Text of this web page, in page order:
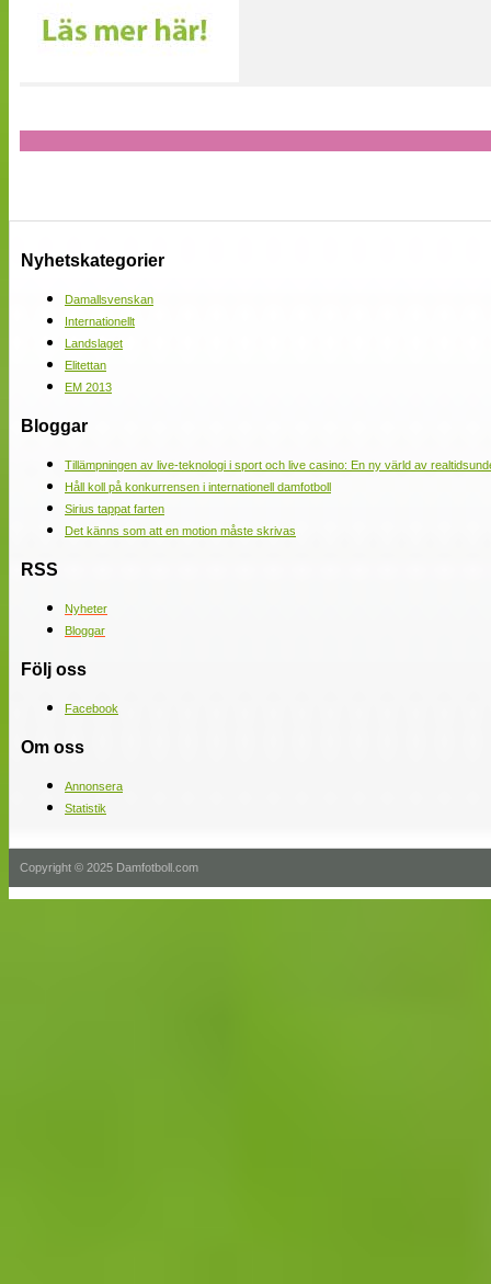
Nyhetskategorier
Damallsvenskan
Internationellt
Landslaget
Elitettan
EM 2013
Bloggar
Tillämpningen av live-teknologi i sport och live casino: En ny värld av
Håll koll på konkurrensen i internationell damfotboll
Sirius tappat farten
Det känns som att en motion måste skrivas
RSS
Nyheter
Bloggar
Följ oss
Facebook
Om oss
Annonsera
Statistik
Copyright © 2025 Damfotboll.com